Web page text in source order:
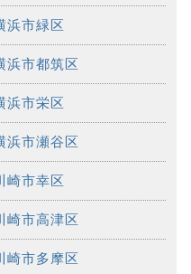
浜市緑区
浜市都筑区
浜市栄区
浜市瀬谷区
崎市幸区
崎市高津区
崎市多摩区